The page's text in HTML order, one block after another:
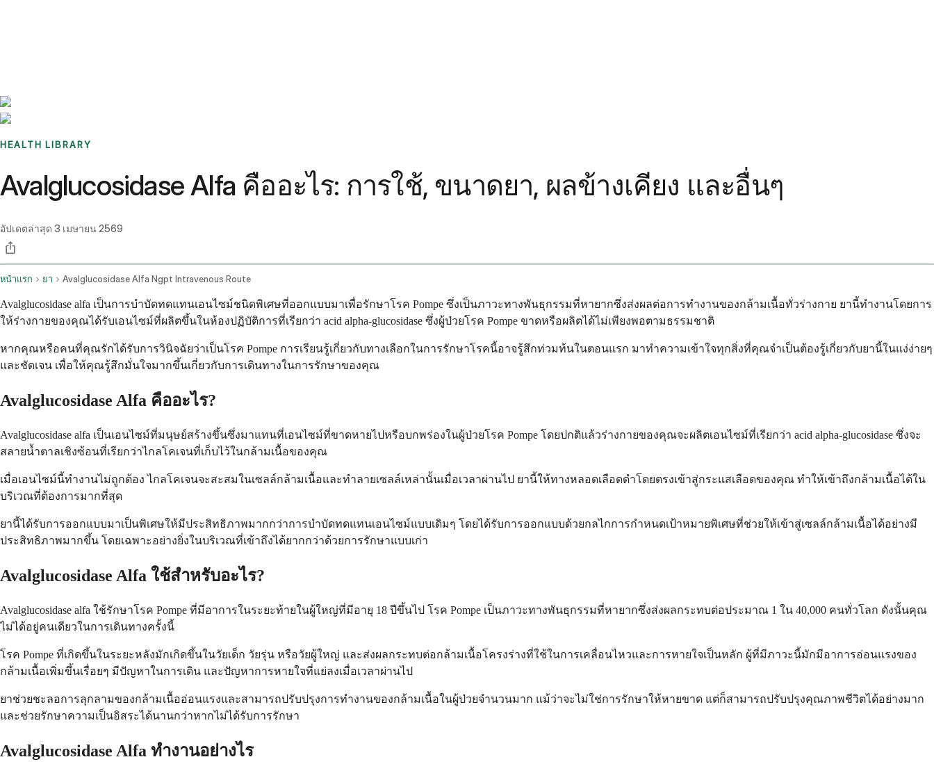
HEALTH LIBRARY
Avalglucosidase Alfa คืออะไร: การใช้, ขนาดยา, ผลข้างเคียง และอื่นๆ
อัปเดตล่าสุด 3 เมษายน 2569
หน้าแรก ยา Avalglucosidase Alfa Ngpt Intravenous Route
Avalglucosidase alfa เป็นการบำบัดทดแทนเอนไซม์ชนิดพิเศษที่ออกแบบมาเพื่อรักษาโรค Pompe ซึ่งเป็นภาวะทางพันธุกรรมที่หายากซึ่งส่งผลต่อการทำงานของกล้ามเนื้อทั่วร่างกาย ยานี้ทำงานโดยการ
ให้ร่างกายของคุณได้รับเอนไซม์ที่ผลิตขึ้นในห้องปฏิบัติการที่เรียกว่า acid alpha-glucosidase ซึ่งผู้ป่วยโรค Pompe ขาดหรือผลิตได้ไม่เพียงพอตามธรรมชาติ
หากคุณหรือคนที่คุณรักได้รับการวินิจฉัยว่าเป็นโรค Pompe การเรียนรู้เกี่ยวกับทางเลือกในการรักษาโรคนี้อาจรู้สึกท่วมท้นในตอนแรก มาทำความเข้าใจทุกสิ่งที่คุณจำเป็นต้องรู้เกี่ยวกับยานี้ในแง่ง่ายๆ
และชัดเจน เพื่อให้คุณรู้สึกมั่นใจมากขึ้นเกี่ยวกับการเดินทางในการรักษาของคุณ
Avalglucosidase Alfa คืออะไร?
Avalglucosidase alfa เป็นเอนไซม์ที่มนุษย์สร้างขึ้นซึ่งมาแทนที่เอนไซม์ที่ขาดหายไปหรือบกพร่องในผู้ป่วยโรค Pompe โดยปกติแล้วร่างกายของคุณจะผลิตเอนไซม์ที่เรียกว่า acid alpha-glucosidase ซึ่งจะ
สลายน้ำตาลเชิงซ้อนที่เรียกว่าไกลโคเจนที่เก็บไว้ในกล้ามเนื้อของคุณ
เมื่อเอนไซม์นี้ทำงานไม่ถูกต้อง ไกลโคเจนจะสะสมในเซลล์กล้ามเนื้อและทำลายเซลล์เหล่านั้นเมื่อเวลาผ่านไป ยานี้ให้ทางหลอดเลือดดำโดยตรงเข้าสู่กระแสเลือดของคุณ ทำให้เข้าถึงกล้ามเนื้อได้ใน
บริเวณที่ต้องการมากที่สุด
ยานี้ได้รับการออกแบบมาเป็นพิเศษให้มีประสิทธิภาพมากกว่าการบำบัดทดแทนเอนไซม์แบบเดิมๆ โดยได้รับการออกแบบด้วยกลไกการกำหนดเป้าหมายพิเศษที่ช่วยให้เข้าสู่เซลล์กล้ามเนื้อได้อย่างมี
ประสิทธิภาพมากขึ้น โดยเฉพาะอย่างยิ่งในบริเวณที่เข้าถึงได้ยากกว่าด้วยการรักษาแบบเก่า
Avalglucosidase Alfa ใช้สำหรับอะไร?
Avalglucosidase alfa ใช้รักษาโรค Pompe ที่มีอาการในระยะท้ายในผู้ใหญ่ที่มีอายุ 18 ปีขึ้นไป โรค Pompe เป็นภาวะทางพันธุกรรมที่หายากซึ่งส่งผลกระทบต่อประมาณ 1 ใน 40,000 คนทั่วโลก ดังนั้นคุณ
ไม่ได้อยู่คนเดียวในการเดินทางครั้งนี้
โรค Pompe ที่เกิดขึ้นในระยะหลังมักเกิดขึ้นในวัยเด็ก วัยรุ่น หรือวัยผู้ใหญ่ และส่งผลกระทบต่อกล้ามเนื้อโครงร่างที่ใช้ในการเคลื่อนไหวและการหายใจเป็นหลัก ผู้ที่มีภาวะนี้มักมีอาการอ่อนแรงของ
กล้ามเนื้อเพิ่มขึ้นเรื่อยๆ มีปัญหาในการเดิน และปัญหาการหายใจที่แย่ลงเมื่อเวลาผ่านไป
ยาช่วยชะลอการลุกลามของกล้ามเนื้ออ่อนแรงและสามารถปรับปรุงการทำงานของกล้ามเนื้อในผู้ป่วยจำนวนมาก แม้ว่าจะไม่ใช่การรักษาให้หายขาด แต่ก็สามารถปรับปรุงคุณภาพชีวิตได้อย่างมาก
และช่วยรักษาความเป็นอิสระได้นานกว่าหากไม่ได้รับการรักษา
Avalglucosidase Alfa ทำงานอย่างไร